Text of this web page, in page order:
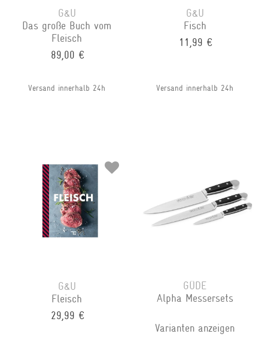
G&U
Das große Buch vom
Fleisch
89,00 €
Versand innerhalb 24h
G&U
Fisch
11,99 €
Versand innerhalb 24h
G&U
Fleisch
29,99 €
GÜDE
Alpha Messersets
Varianten anzeigen